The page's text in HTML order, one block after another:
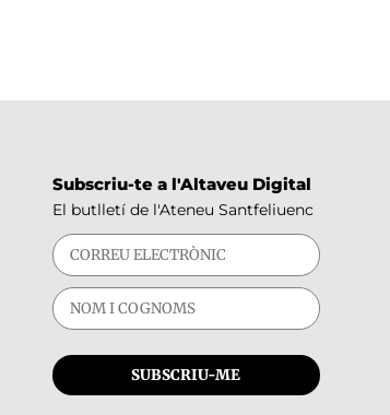
Subscriu-te a l'Altaveu Digital
El butlletí de l'Ateneu Santfeliuenc